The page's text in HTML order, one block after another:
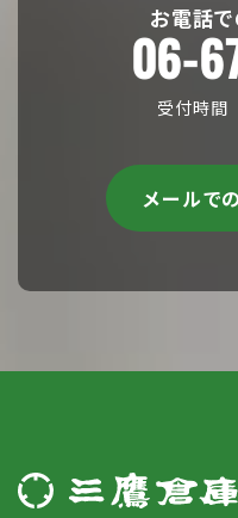
お電話
06-
受付時
メールで